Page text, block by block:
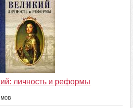
личность и реформы